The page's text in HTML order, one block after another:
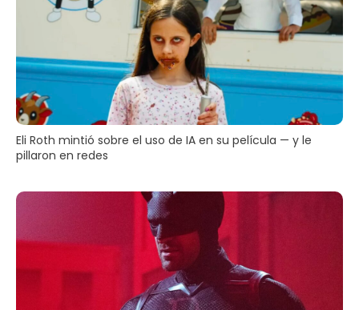
Eli Roth mintió sobre el uso de IA en su película — y le
pillaron en redes